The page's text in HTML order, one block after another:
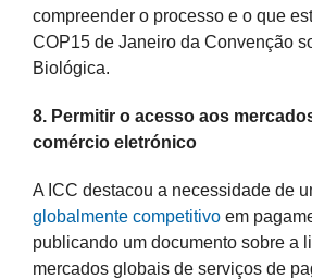
compreender o processo e o que
COP15 de Janeiro da Convenção
Biológica.
8. Permitir o acesso aos
comércio eletrónico
A ICC destacou a necessidade de
globalmente competitivoem
publicando um documento sobre a
mercados globais de serviços de